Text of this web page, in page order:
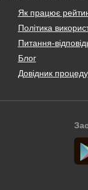
Як працює
Політика
Питання-
Блог
Довідник